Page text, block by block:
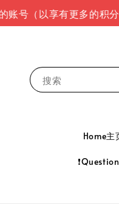
以享有更多的积分累计）
搜索
Home主